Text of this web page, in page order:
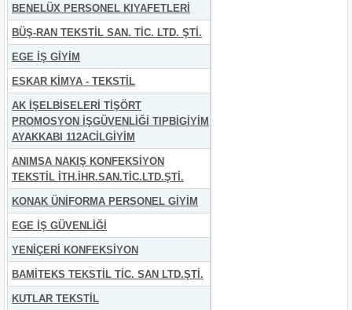
BENELÜX PERSONEL KIYAFETLERİ
BÜŞ-RAN TEKSTİL SAN. TİC. LTD. ŞTİ.
EGE İŞ GİYİM
ESKAR KİMYA - TEKSTİL
AK İŞELBİSELERİ TİŞÖRT
PROMOSYON İŞGÜVENLİĞİ TIPBİGİYİM
AYAKKABI 112ACİLGİYİM
ANIMSA NAKIŞ KONFEKSİYON
TEKSTİL İTH.İHR.SAN.TİC.LTD.ŞTİ.
KONAK ÜNİFORMA PERSONEL GİYİM
EGE İŞ GÜVENLİĞİ
YENİÇERİ KONFEKSİYON
BAMİTEKS TEKSTİL TİC. SAN LTD.ŞTİ.
KUTLAR TEKSTİL